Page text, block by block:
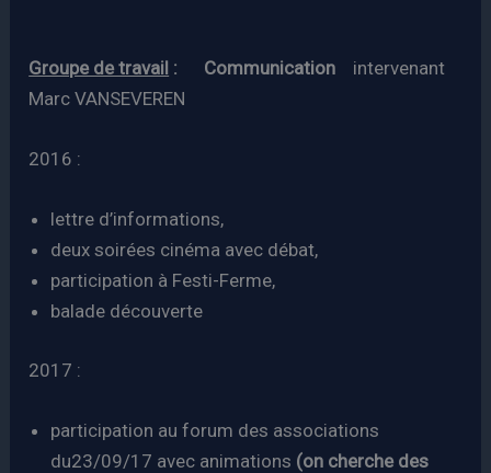
Groupe de travail : Communication intervenant
Marc VANSEVEREN
2016 :
lettre d’informations,
deux soirées cinéma avec débat,
participation à Festi-Ferme,
balade découverte
2017 :
participation au forum des associations
du23/09/17 avec animations (on cherche des